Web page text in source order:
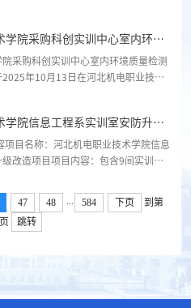
应商信息如下：成交供应商:山东岩土
司成交金额：37200元如对上述公告
期内向采购人提出书面质疑。联系电
学院采购科创实训中心室内环境
比选成交结果公告
采购科创实训中心室内环境质量检测
2025年10月13日在河北机电职业技术
如下：成交供应商:邢台市建设工程质
额：32000元如对上述公告内容有异
购人提出书面质疑。联系电话：0319-
学院信息工程系实训室安防升级
项目名称：河北机电职业技术学院信息
改造项目项目内容：包含9间实训室
高限价30000元（叁万元整，包括税费
超过最高限价为无效报价。二、供应商
人民共和国政府采购法》第二十二条
4.投标人须提供以下资格证明文件：...
47 48 ... 584 下页
到第
页
跳转